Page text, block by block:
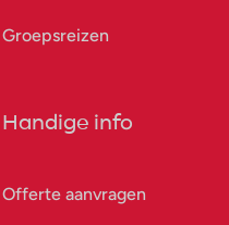
Groepsreizen
Handige info
Offerte aanvragen